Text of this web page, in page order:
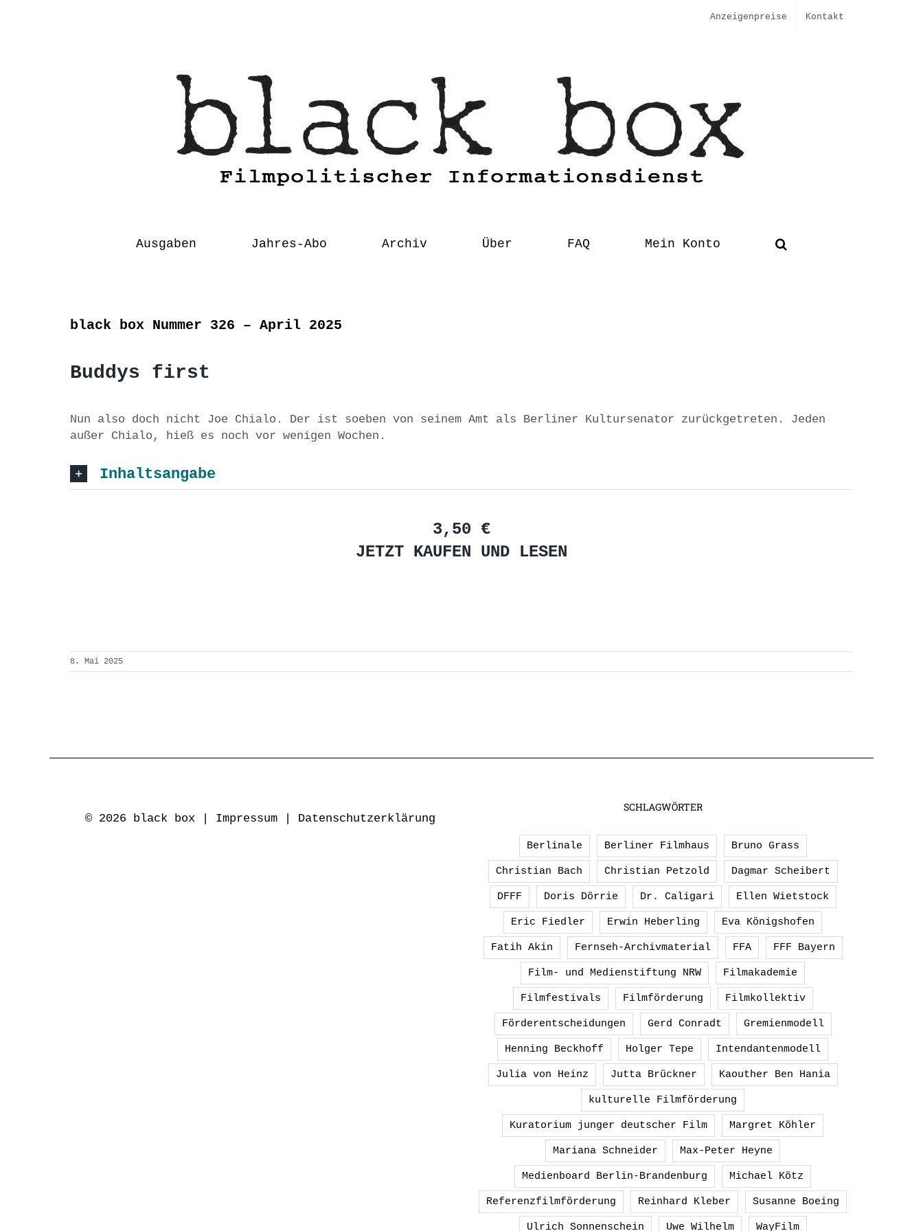
Anzeigenpreise Kontakt
Ausgaben Jahres-Abo Archiv Über FAQ Mein Konto
black box Nummer 326 – April 2025
Buddys first
Nun also doch nicht Joe Chialo. Der ist soeben von seinem Amt als Berliner Kultursenator zurückgetreten. Jeden
außer Chialo, hieß es noch vor wenigen Wochen.
Inhaltsangabe
3,50 €
JETZT KAUFEN UND LESEN
8. Mai 2025
© 2026 black box | Impressum Datenschutzerklärung
SCHLAGWÖRTER
Berlinale Berliner Filmhaus Bruno Grass
Christian Bach Christian Petzold Dagmar Scheibert
DFFF Doris Dörrie Dr. Caligari Ellen Wietstock
Eric Fiedler Erwin Heberling Eva Königshofen
Fatih Akin Fernseh-Archivmaterial FFA FFF Bayern
Film- und Medienstiftung NRW Filmakademie
Filmfestivals Filmförderung Filmkollektiv
Förderentscheidungen Gerd Conradt Gremienmodell
Henning Beckhoff Holger Tepe Intendantenmodell
Julia von Heinz Jutta Brückner Kaouther Ben Hania
kulturelle Filmförderung
Kuratorium junger deutscher Film Margret Köhler
Mariana Schneider Max-Peter Heyne
Medienboard Berlin-Brandenburg Michael Kötz
Referenzfilmförderung Reinhard Kleber Susanne Boeing
Ulrich Sonnenschein Uwe Wilhelm WayFilm